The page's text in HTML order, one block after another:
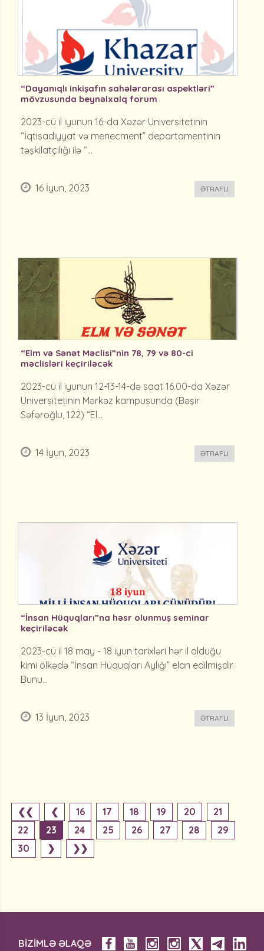
“Dayanıqlı inkişafın sahələrarası aspektləri”
mövzusunda beynəlxalq forum
2023-cü il iyunun 16-da Xəzər Universitetinin
“İqtisadiyyat və menecment” departamentinin
təşkilatçılığı ilə “...
16 İyun, 2023 ƏTRAFLI
“Elm və Sənət Məclisi”nin 78, 79 və 80-ci
məclisləri keçiriləcək
2023-cü il iyunun 12-13-14-də saat 16.00-da Xəzər
Universitetinin Mərkəz kampusunda (Bəşir
Səfəroğlu, 122) “El...
14 İyun, 2023 ƏTRAFLI
“İnsan Hüquqları”na həsr olunmuş seminar
keçiriləcək
2023-cü il 18 may - 18 iyun tarixləri hər il olduğu
kimi ölkədə “İnsan Hüquqları Aylığı” elan edilmişdir.
Bunu...
13 İyun, 2023 ƏTRAFLI
❮❮ ❮ 16 17 18 19 20
21
22
23 24 25 26 27 28
29
30
❯ ❯❯
BİZİMLƏ ƏLAQƏ